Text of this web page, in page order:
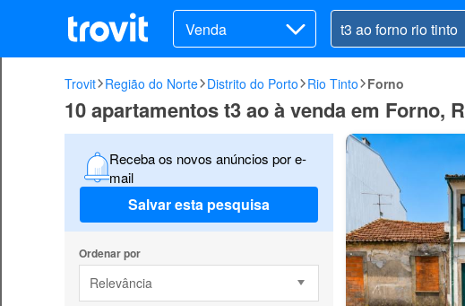
Venda
Trovit Região do Norte Distrito do Porto Rio Tinto Forno
10 apartamentos t3 ao à venda em Forno,
Receba os novos anúncios por e-
mail
Salvar esta pesquisa
Ordenar por
Relevância